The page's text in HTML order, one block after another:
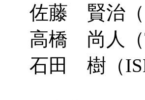
佐藤 賢治（
高橋 尚人（
石田 樹（